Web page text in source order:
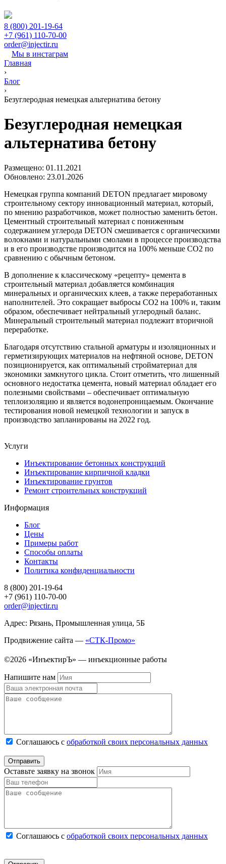
8 (800) 201-19-64
+7 (961) 110-70-00
order@injectir.ru
Мы в инстаграм
Главная
›
Блог
›
Безуглеродная немецкая альтернатива бетону
Безуглеродная немецкая
альтернатива бетону
Размещено: 01.11.2021
Обновлено: 23.01.2026
Немецкая группа компаний DETON предлагает мировому
строительному сектору инновационный материал, который,
по мнению разработчиков, может полностью заменить бетон.
Цементный строительный материал с пониженным
содержанием углерода DETON смешивается с органическими
волокнами и натуральными смолами в процессе производства
и в его производстве производится на 100% меньше CO2 по
сравнению с обычным бетоном.
В дополнение к классическому «рецепту» цемента в
строительный материал добавляется комбинация
минеральных и органических клеев, а также переработанных
наполнителей. Это сокращает выбросы CO2 на 100% и, таким
образом, обеспечивает нейтральный углеродный баланс.
Минеральный строительный материал подлежит вторичной
переработке.
Благодаря отсутствию стальной арматуры и изоляционных и
герметизирующих материалов на нефтяной основе, DETON
позиционируется, как оптимальный стройматериал для
экономики замкнутого цикла. Стоит отметить, что лишенный
основного недостатка цемента, новый материал обладает его
полезными свойствами – обеспечивает оптимальную
теплоизоляцию и является водонепроницаемым. Окончание
тестирования новой немецкой технологии и запуск в
производство запланированы на 2022 год.
Услуги
Инъектирование бетонных конструкций
Инъектирование кирпичной кладки
Инъектирование грунтов
Ремонт строительных конструкций
Информация
Блог
Цены
Примеры работ
Способы оплаты
Контакты
Политика конфиденциальности
8 (800) 201-19-64
+7 (961) 110-70-00
order@injectir.ru
Адрес: Рязань, Промышленная улица, 5Б
Продвижение сайта — «СТК-Промо»
©2026 «ИнъектирЪ» — инъекционные работы
Напишите нам
Соглашаюсь с обработкой своих персональных данных
Оставьте заявку на звонок
Соглашаюсь с обработкой своих персональных данных